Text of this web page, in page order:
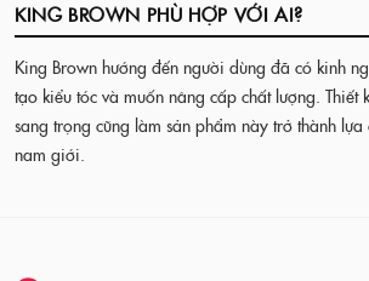
KING BROWN PHÙ HỢP VỚI AI?
King Brown hướng đến người dùng đã có kinh
tạo kiểu tóc và muốn nâng cấp chất lượng.
sang trọng cũng làm sản phẩm này trở thành
nam giới.